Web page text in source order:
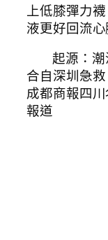
上低膝彈力
液更好回流心
起源：潮
合自深圳急
成都商報四
報道